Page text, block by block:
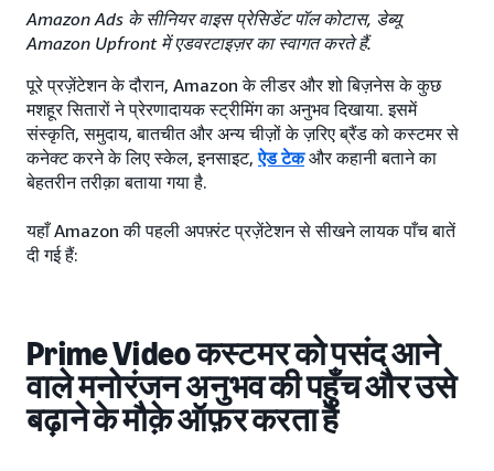
Amazon Ads के सीनियर वाइस प्रेसिडेंट पॉल कोटास, डेब्यू
Amazon Upfront में एडवरटाइज़र का स्वागत करते हैं.
पूरे प्रज़ेंटेशन के दौरान, Amazon के लीडर और शो बिज़नेस के कुछ
मशहूर सितारों ने प्रेरणादायक स्ट्रीमिंग का अनुभव दिखाया. इसमें
संस्कृति, समुदाय, बातचीत और अन्य चीज़ों के ज़रिए ब्रैंड को कस्टमर से
कनेक्ट करने के लिए स्केल, इनसाइट,ऐड टेकऔर कहानी बताने का
बेहतरीन तरीक़ा बताया गया है.
यहाँ Amazon की पहली अपफ़्रंट प्रज़ेंटेशन से सीखने लायक पाँच बातें
दी गई हैं:
Prime Video कस्टमर को पसंद आने
वाले मनोरंजन अनुभव की पहुँच और उसे
बढ़ाने के मौक़े ऑफ़र करता है